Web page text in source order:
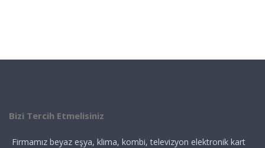
Bizi Tercih Etmelisiniz
Firmamız beyaz eşya, klima, kombi, televizyon elektronik kart